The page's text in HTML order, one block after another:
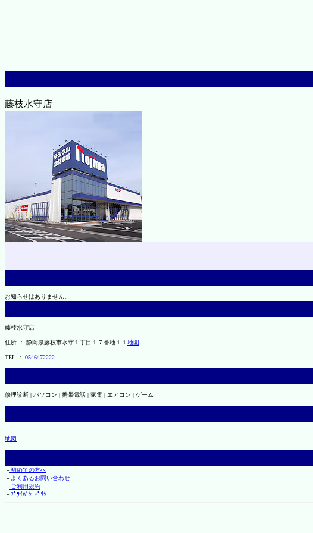
藤枝水守店
お知らせはありません。
藤枝水守店
住所 ： 静岡県藤枝市水守１丁目１７番地１１ 地図
TEL ： 0546472222
修理診断 | パソコン | 携帯電話 | 家電 | エアコン | ゲーム
地図
├初めての方へ
├ よくあるお問い合わせ
├ご利用規約
└ﾌﾟﾗｲﾊﾞｼｰﾎﾟﾘｼｰ